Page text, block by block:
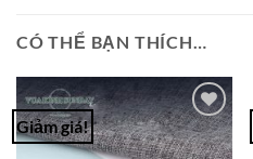
CÓ THỂ BẠN THÍCH…
Giảm giá!
Add to
Wishlist